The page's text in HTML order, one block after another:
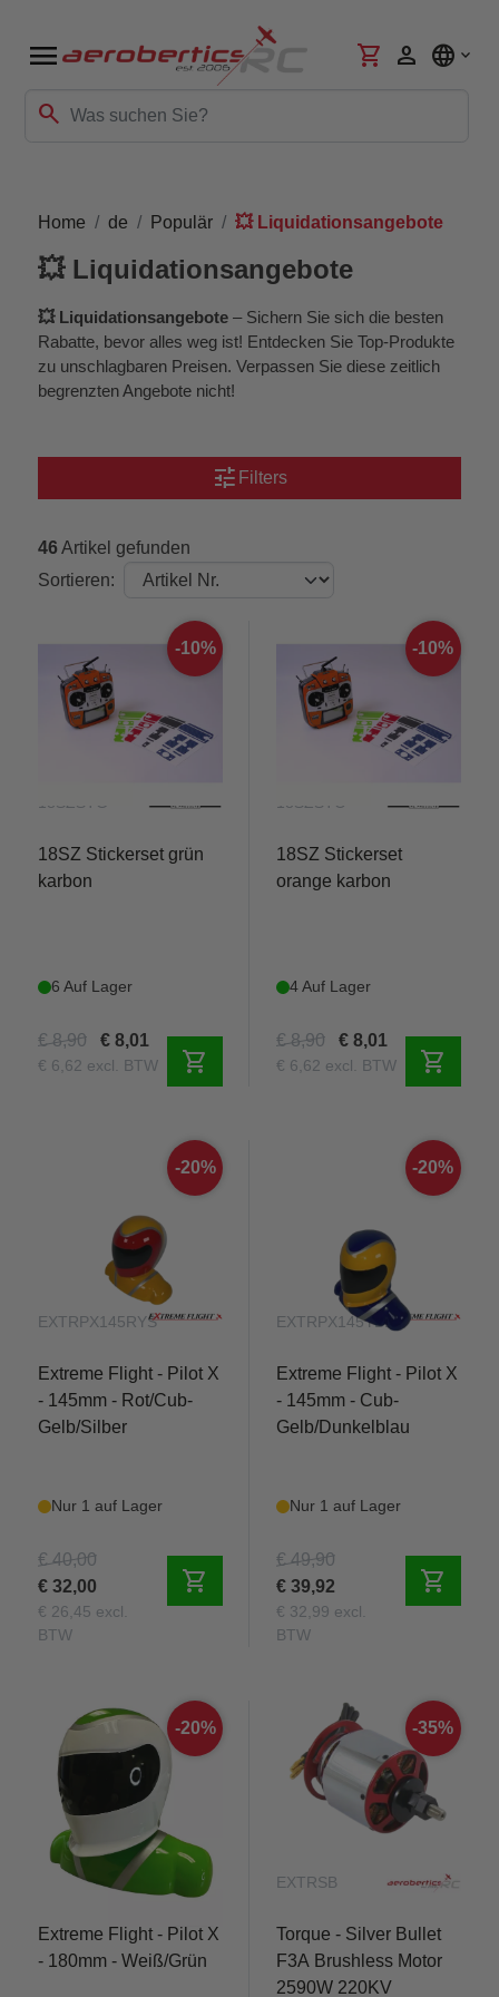
menu
search
shopping_cart person language
Home de Populär 💥 Liquidationsangebote
💥 Liquidationsangebote
💥 Liquidationsangebote – Sichern Sie sich die besten
Rabatte, bevor alles weg ist! Entdecken Sie Top-Produkte
zu unschlagbaren Preisen. Verpassen Sie diese zeitlich
begrenzten Angebote nicht!
tune Filters
46 Artikel gefunden
Sortieren:
-10%
18SZSTG
18SZ Stickerset grün
karbon
6 Auf Lager
€ 8,90 € 8,01
€ 6,62 excl. BTW shopping_cart
-10%
18SZSTO
18SZ Stickerset
orange karbon
4 Auf Lager
€ 8,90 € 8,01
€ 6,62 excl. BTW shopping_cart
-20%
EXTRPX145RYS
Extreme Flight - Pilot X
- 145mm - Rot/Cub-
Gelb/Silber
Nur 1 auf Lager
€ 40,00
€ 32,00
€ 26,45 excl.
BTW
shopping_cart
-20%
EXTRPX145YBL
Extreme Flight - Pilot X
- 145mm - Cub-
Gelb/Dunkelblau
Nur 1 auf Lager
€ 49,90
€ 39,92
€ 32,99 excl.
BTW
shopping_cart
-20%
EXTRPX180WG
Extreme Flight - Pilot X
- 180mm - Weiß/Grün
-35%
EXTRSB
Torque - Silver Bullet
F3A Brushless Motor
2590W 220KV